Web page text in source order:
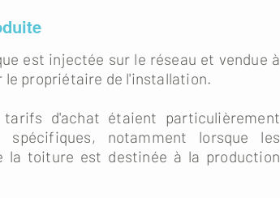
est injectée sur le réseau et vendue à
le propriétaire de l'installation.
d'achat étaient particulièrement
notamment lorsque les
la toiture est destinée à la production